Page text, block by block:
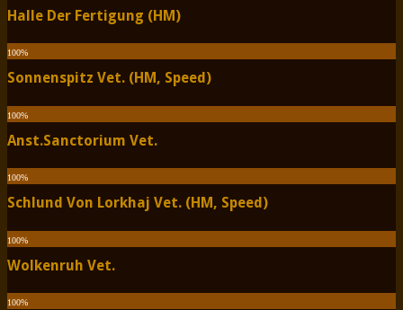
Halle Der Fertigung (HM)
100%
Sonnenspitz Vet. (HM, Speed)
100%
Anst.Sanctorium Vet.
100%
Schlund Von Lorkhaj Vet. (HM, Speed)
100%
Wolkenruh Vet.
100%